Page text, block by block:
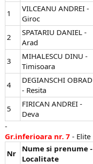
1
VILCEANU ANDREI -
Giroc
2
SPATARIU DANIEL -
Arad
3
MIHALESCU DINU -
Timisoara
4
DEGIANSCHI OBRAD
- Resita
5
FIRICAN ANDREI -
Deva
-
Gr.inferioara nr. 7 - Elite
Nr
Nume si prenume -
Localitate